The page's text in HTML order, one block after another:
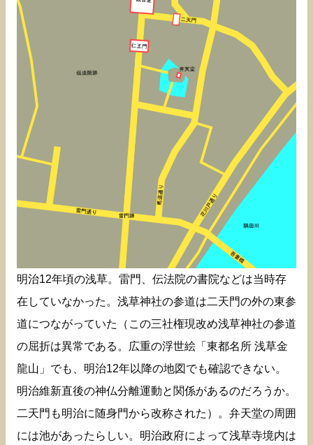
明治12年頃の浅草。雷門、伝法院の書院などは当時存
在していなかった。浅草神社の参道は二天門の外の東参
道につながっていた（この三社権現改め浅草神社の参道
の屈折は異常である。広重の浮世絵「東都名所 浅草金
龍山」でも、明治12年以降の地図でも確認できない。
明治維新直後の神仏分離運動と関係があるのだろうか。
二天門も明治に随身門から改称された）。弁天堂の周囲
には池があったらしい。明治政府によって浅草寺境内は